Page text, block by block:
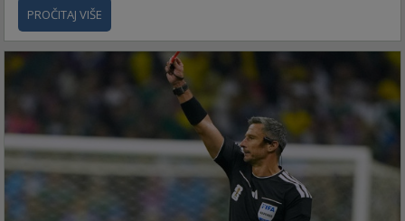
PROČITAJ VIŠE